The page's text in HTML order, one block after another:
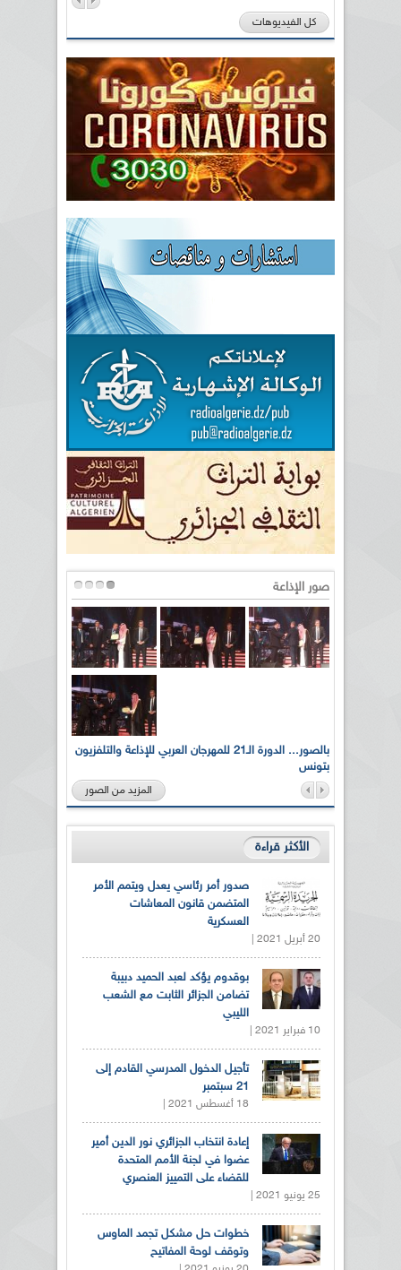
كل الفيديوهات
صور الإذاعة
بالصور... الدورة الـ21 للمهرجان العربي للإذاعة والتلفزيون
بتونس
المزيد من الصور
الأكثر قراءة
صدور أمر رئاسي يعدل ويتمم الأمر
المتضمن قانون المعاشات
العسكرية
20 أبريل 2021 |
بوقدوم يؤكد لعبد الحميد دبيبة
تضامن الجزائر الثابت مع الشعب
الليبي
10 فبراير 2021 |
تأجيل الدخول المدرسي القادم إلى
21 سبتمبر
18 أغسطس 2021 |
إعادة انتخاب الجزائري نور الدين أمير
عضوا في لجنة الأمم المتحدة
للقضاء على التمييز العنصري
25 يونيو 2021 |
خطوات حل مشكل تجمد الماوس
وتوقف لوحة المفاتيح